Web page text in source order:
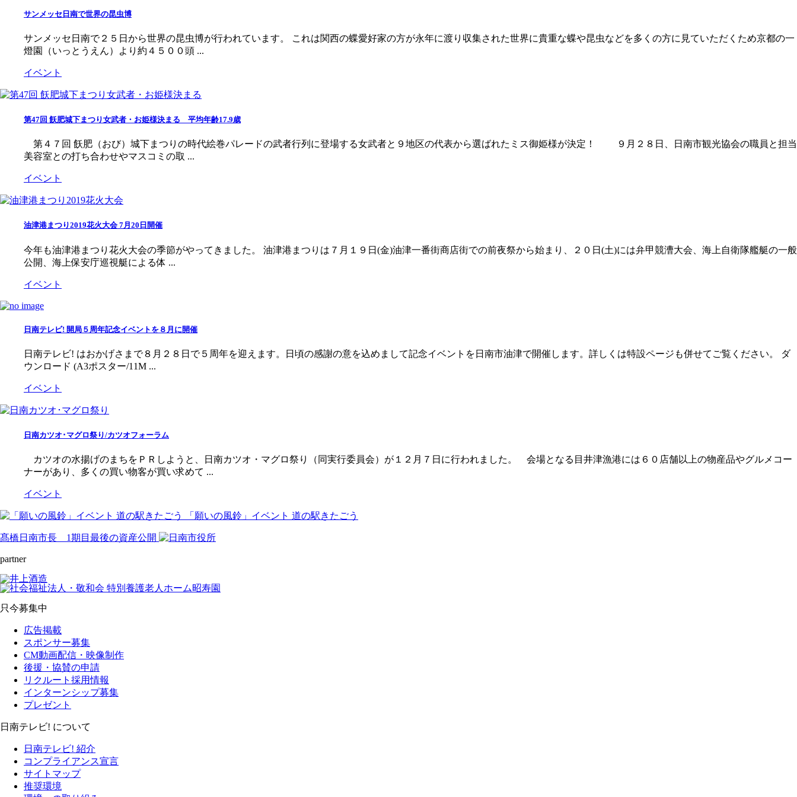
サンメッセ日南で世界の昆虫博
サンメッセ日南で２５日から世界の昆虫博が行われています。 これは関西の蝶愛好家の方が永年に渡り収集された世界に貴重な蝶や昆虫などを多くの方に見ていただくため京都の一
燈園（いっとうえん）より約４５００頭 ...
イベント
第47回 飫肥城下まつり女武者・お姫様決まる 平均年齢17.9歳
第４７回 飫肥（おび）城下まつりの時代絵巻パレードの武者行列に登場する女武者と９地区の代表から選ばれたミス御姫様が決定！ ９月２８日、日南市観光協会の職員と担当
美容室との打ち合わせやマスコミの取 ...
イベント
油津港まつり2019花火大会 7月20日開催
今年も油津港まつり花火大会の季節がやってきました。 油津港まつりは７月１９日(金)油津一番街商店街での前夜祭から始まり、２０日(土)には弁甲競漕大会、海上自衛隊艦艇の一般
公開、海上保安庁巡視艇による体 ...
イベント
日南テレビ! 開局５周年記念イベントを８月に開催
日南テレビ! はおかげさまで８月２８日で５周年を迎えます。日頃の感謝の意を込めまして記念イベントを日南市油津で開催します。詳しくは特設ページも併せてご覧ください。 ダ
ウンロード (A3ポスター/11M ...
イベント
日南カツオ･マグロ祭り/カツオフォーラム
カツオの水揚げのまちをＰＲしようと、日南カツオ・マグロ祭り（同実行委員会）が１２月７日に行われました。 会場となる目井津漁港には６０店舗以上の物産品やグルメコー
ナーがあり、多くの買い物客が買い求めて ...
イベント
「願いの風鈴」イベント 道の駅きたごう
髙橋日南市長 1期目最後の資産公開
partner
只今募集中
広告掲載
スポンサー募集
CM動画配信・映像制作
後援・協賛の申請
リクルート採用情報
インターンシップ募集
プレゼント
日南テレビ! について
日南テレビ! 紹介
コンプライアンス宣言
サイトマップ
推奨環境